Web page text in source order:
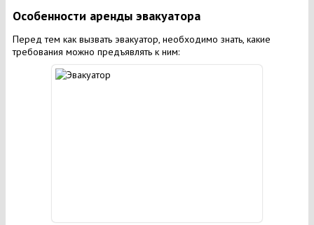
Особенности аренды эвакуатора
Перед тем как вызвать эвакуатор, необходимо знать, какие
требования можно предъявлять к ним: